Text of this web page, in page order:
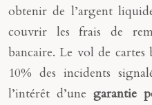
obtenir de l’argent
couvrir les frais de
bancaire. Le vol de cartes
10% des incidents
l’intérêt d’unegarantie